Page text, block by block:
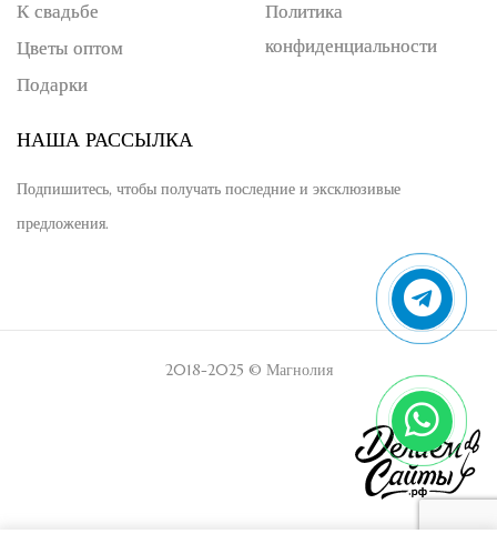
К свадьбе
Цветы оптом
Подарки
Политика
конфиденциальности
НАША РАССЫЛКА
Подпишитесь, чтобы получать последние и эксклюзивые
предложения.
2018-2025 © Магнолия